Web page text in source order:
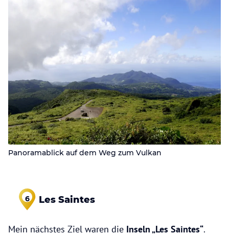
Panoramablick auf dem Weg zum Vulkan
6 Les Saintes
Mein nächstes Ziel waren die Inseln „Les Saintes“.